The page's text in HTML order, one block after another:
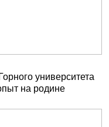
университета
на родине